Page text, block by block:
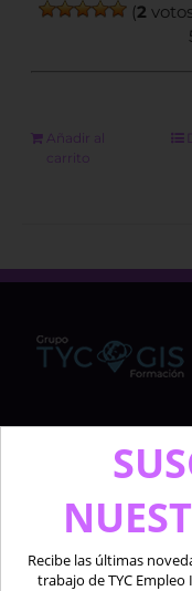
(2
Añadir al
carrito
TYC GIS
profesionales en
las áreas de la
Recibe las últimas
trabajo de TYC